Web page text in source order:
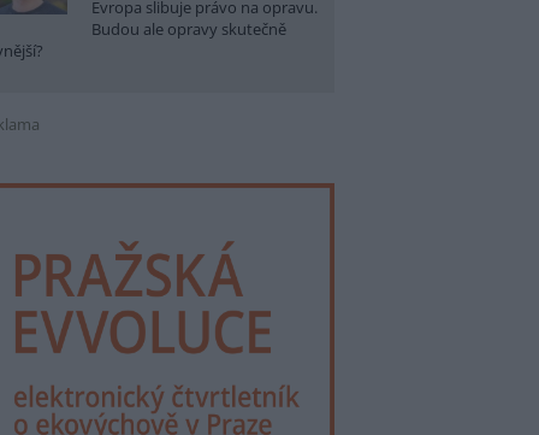
Evropa slibuje právo na opravu.
Budou ale opravy skutečně